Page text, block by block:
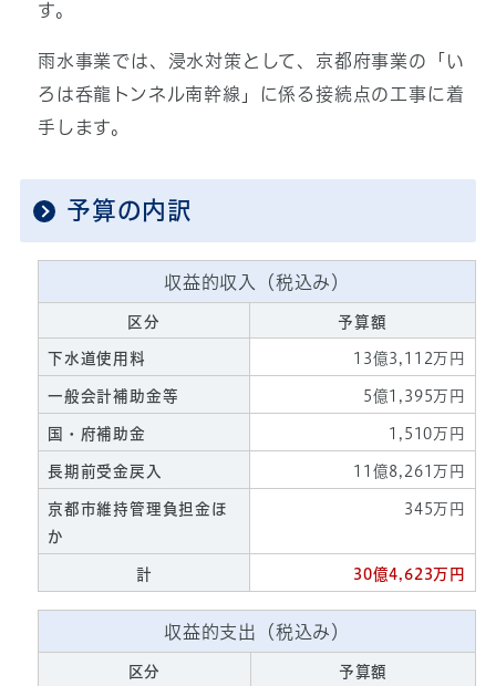
す。
雨水事業では、浸水対策として、京都府事業の「い
ろは呑龍トンネル南幹線」に係る接続点の工事に着
手します。
予算の内訳
収益的収入（税込み）
区分 予算額
下水道使用料 13億3,112万円
一般会計補助金等 5億1,395万円
国・府補助金 1,510万円
長期前受金戻入 11億8,261万円
京都市維持管理負担金ほ
か
345万円
計 30億4,623万円
収益的支出（税込み）
区分 予算額